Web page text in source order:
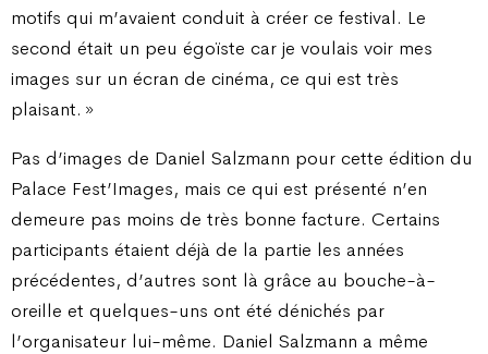
motifs qui m’avaient conduit à créer ce festival. Le
second était un peu égoïste car je voulais voir mes
images sur un écran de cinéma, ce qui est très
plaisant. »
Pas d’images de Daniel Salzmann pour cette édition du
Palace Fest’Images, mais ce qui est présenté n’en
demeure pas moins de très bonne facture. Certains
participants étaient déjà de la partie les années
précédentes, d’autres sont là grâce au bouche-à-
oreille et quelques-uns ont été dénichés par
l’organisateur lui-même. Daniel Salzmann a même